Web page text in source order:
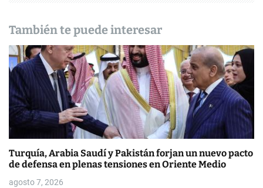
n
d
e
e
n
t
r
a
También te puede interesar
Turquía, Arabia Saudí y Pakistán forjan un nuevo pacto
de defensa en plenas tensiones en Oriente Medio
agosto 7, 2026